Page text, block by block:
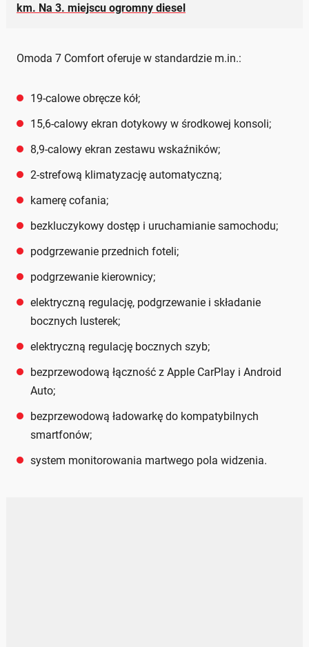
km. Na 3. miejscu ogromny diesel
Omoda 7 Comfort oferuje w standardzie m.in.:
19-calowe obręcze kół;
15,6-calowy ekran dotykowy w środkowej konsoli;
8,9-calowy ekran zestawu wskaźników;
2-strefową klimatyzację automatyczną;
kamerę cofania;
bezkluczykowy dostęp i uruchamianie samochodu;
podgrzewanie przednich foteli;
podgrzewanie kierownicy;
elektryczną regulację, podgrzewanie i składanie
bocznych lusterek;
elektryczną regulację bocznych szyb;
bezprzewodową łączność z Apple CarPlay i Android
Auto;
bezprzewodową ładowarkę do kompatybilnych
smartfonów;
system monitorowania martwego pola widzenia.